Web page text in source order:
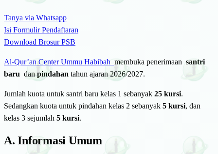
Tanya via Whatsapp
Isi Formulir Pendaftaran
Download Brosur PSB
Al-Qur’an Center Ummu Habibah membuka penerimaan santri
baru dan pindahan tahun ajaran 2026/2027.
Jumlah kuota untuk santri baru kelas 1 sebanyak 25 kursi.
Sedangkan kuota untuk pindahan kelas 2 sebanyak 5 kursi, dan
kelas 3 sejumlah 5 kursi.
A. Informasi Umum